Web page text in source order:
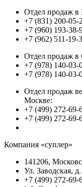
Отдел продаж
+7 (831) 200-05-
+7 (960) 193-38-
+7 (962) 511-19-
Отдел продаж в
+7 (978) 140-03-
+7 (978) 140-03-
Отдел продаж
Москве:
+7 (499) 272-69-
+7 (499) 272-69-
Компания «суплер»
141206,
Ул. Заводская,
+7 (499) 272-69-